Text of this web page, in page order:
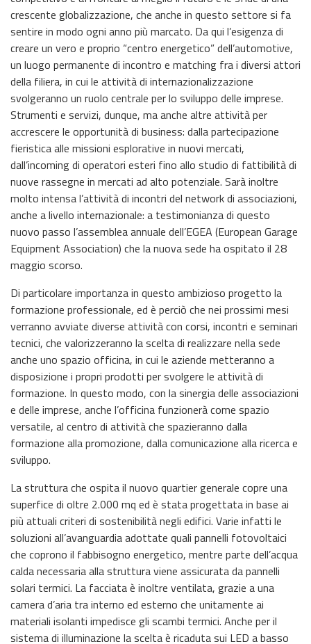
crescente globalizzazione, che anche in questo settore si fa
sentire in modo ogni anno più marcato. Da qui l’esigenza di
creare un vero e proprio “centro energetico” dell’automotive,
un luogo permanente di incontro e matching fra i diversi attori
della filiera, in cui le attività di internazionalizzazione
svolgeranno un ruolo centrale per lo sviluppo delle imprese.
Strumenti e servizi, dunque, ma anche altre attività per
accrescere le opportunità di business: dalla partecipazione
fieristica alle missioni esplorative in nuovi mercati,
dall’incoming di operatori esteri fino allo studio di fattibilità di
nuove rassegne in mercati ad alto potenziale. Sarà inoltre
molto intensa l’attività di incontri del network di associazioni,
anche a livello internazionale: a testimonianza di questo
nuovo passo l’assemblea annuale dell’EGEA (European Garage
Equipment Association) che la nuova sede ha ospitato il 28
maggio scorso.
Di particolare importanza in questo ambizioso progetto la
formazione professionale, ed è perciò che nei prossimi mesi
verranno avviate diverse attività con corsi, incontri e seminari
tecnici, che valorizzeranno la scelta di realizzare nella sede
anche uno spazio officina, in cui le aziende metteranno a
disposizione i propri prodotti per svolgere le attività di
formazione. In questo modo, con la sinergia delle associazioni
e delle imprese, anche l’officina funzionerà come spazio
versatile, al centro di attività che spazieranno dalla
formazione alla promozione, dalla comunicazione alla ricerca e
sviluppo.
La struttura che ospita il nuovo quartier generale copre una
superfice di oltre 2.000 mq ed è stata progettata in base ai
più attuali criteri di sostenibilità negli edifici. Varie infatti le
soluzioni all’avanguardia adottate quali pannelli fotovoltaici
che coprono il fabbisogno energetico, mentre parte dell’acqua
calda necessaria alla struttura viene assicurata da pannelli
solari termici. La facciata è inoltre ventilata, grazie a una
camera d’aria tra interno ed esterno che unitamente ai
materiali isolanti impedisce gli scambi termici. Anche per il
sistema di illuminazione la scelta è ricaduta sui LED a basso